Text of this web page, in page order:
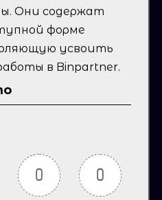
Они содержат
форме
усвоить
в Binpartner.
0 0